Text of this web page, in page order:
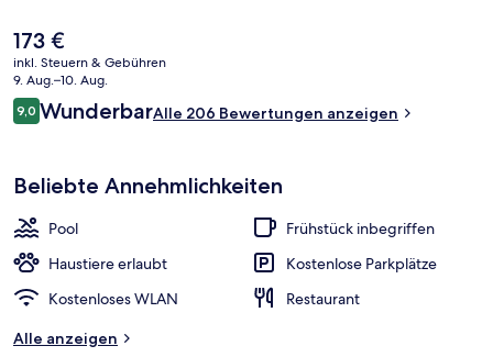
sich auf einen kostenlosen Ski-Shuttle freuen und profitieren
außerdem von Skipässen und einem Skiraum.
Der
aktuelle
Preis
beträgt
173 €.
173 €
inkl. Steuern & Gebühren
9. Aug.–10. Aug.
Bewertungen
9,09,0 von 10.
WunderbarAlle 206 Bewertungen anzeigen
Beliebte Annehmlichkeiten
Pool
Frühstück inbegriffen
Haustiere erlaubt
Kostenlose Parkplätze
Kostenloses WLAN
Restaurant
Alle anzeigen